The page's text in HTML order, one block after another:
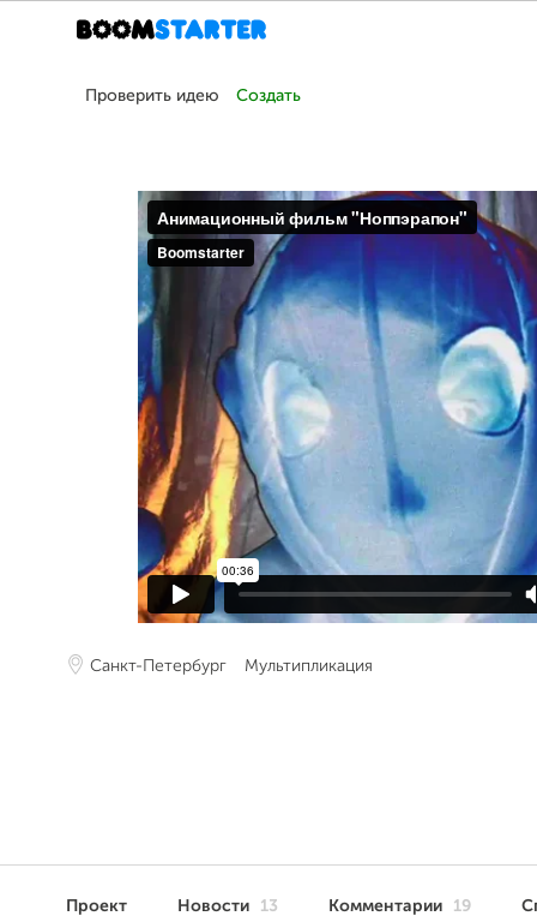
Проверить идею Создать
Санкт-Петербург Мультипликация
Проект Новости 13 Комментарии 19